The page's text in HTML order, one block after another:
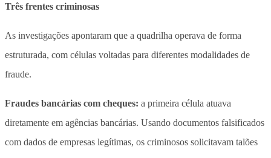
Três frentes criminosas
As investigações apontaram que a quadrilha operava de forma
estruturada, com células voltadas para diferentes modalidades de
fraude.
Fraudes bancárias com cheques: a primeira célula atuava
diretamente em agências bancárias. Usando documentos falsificados
com dados de empresas legítimas, os criminosos solicitavam talões